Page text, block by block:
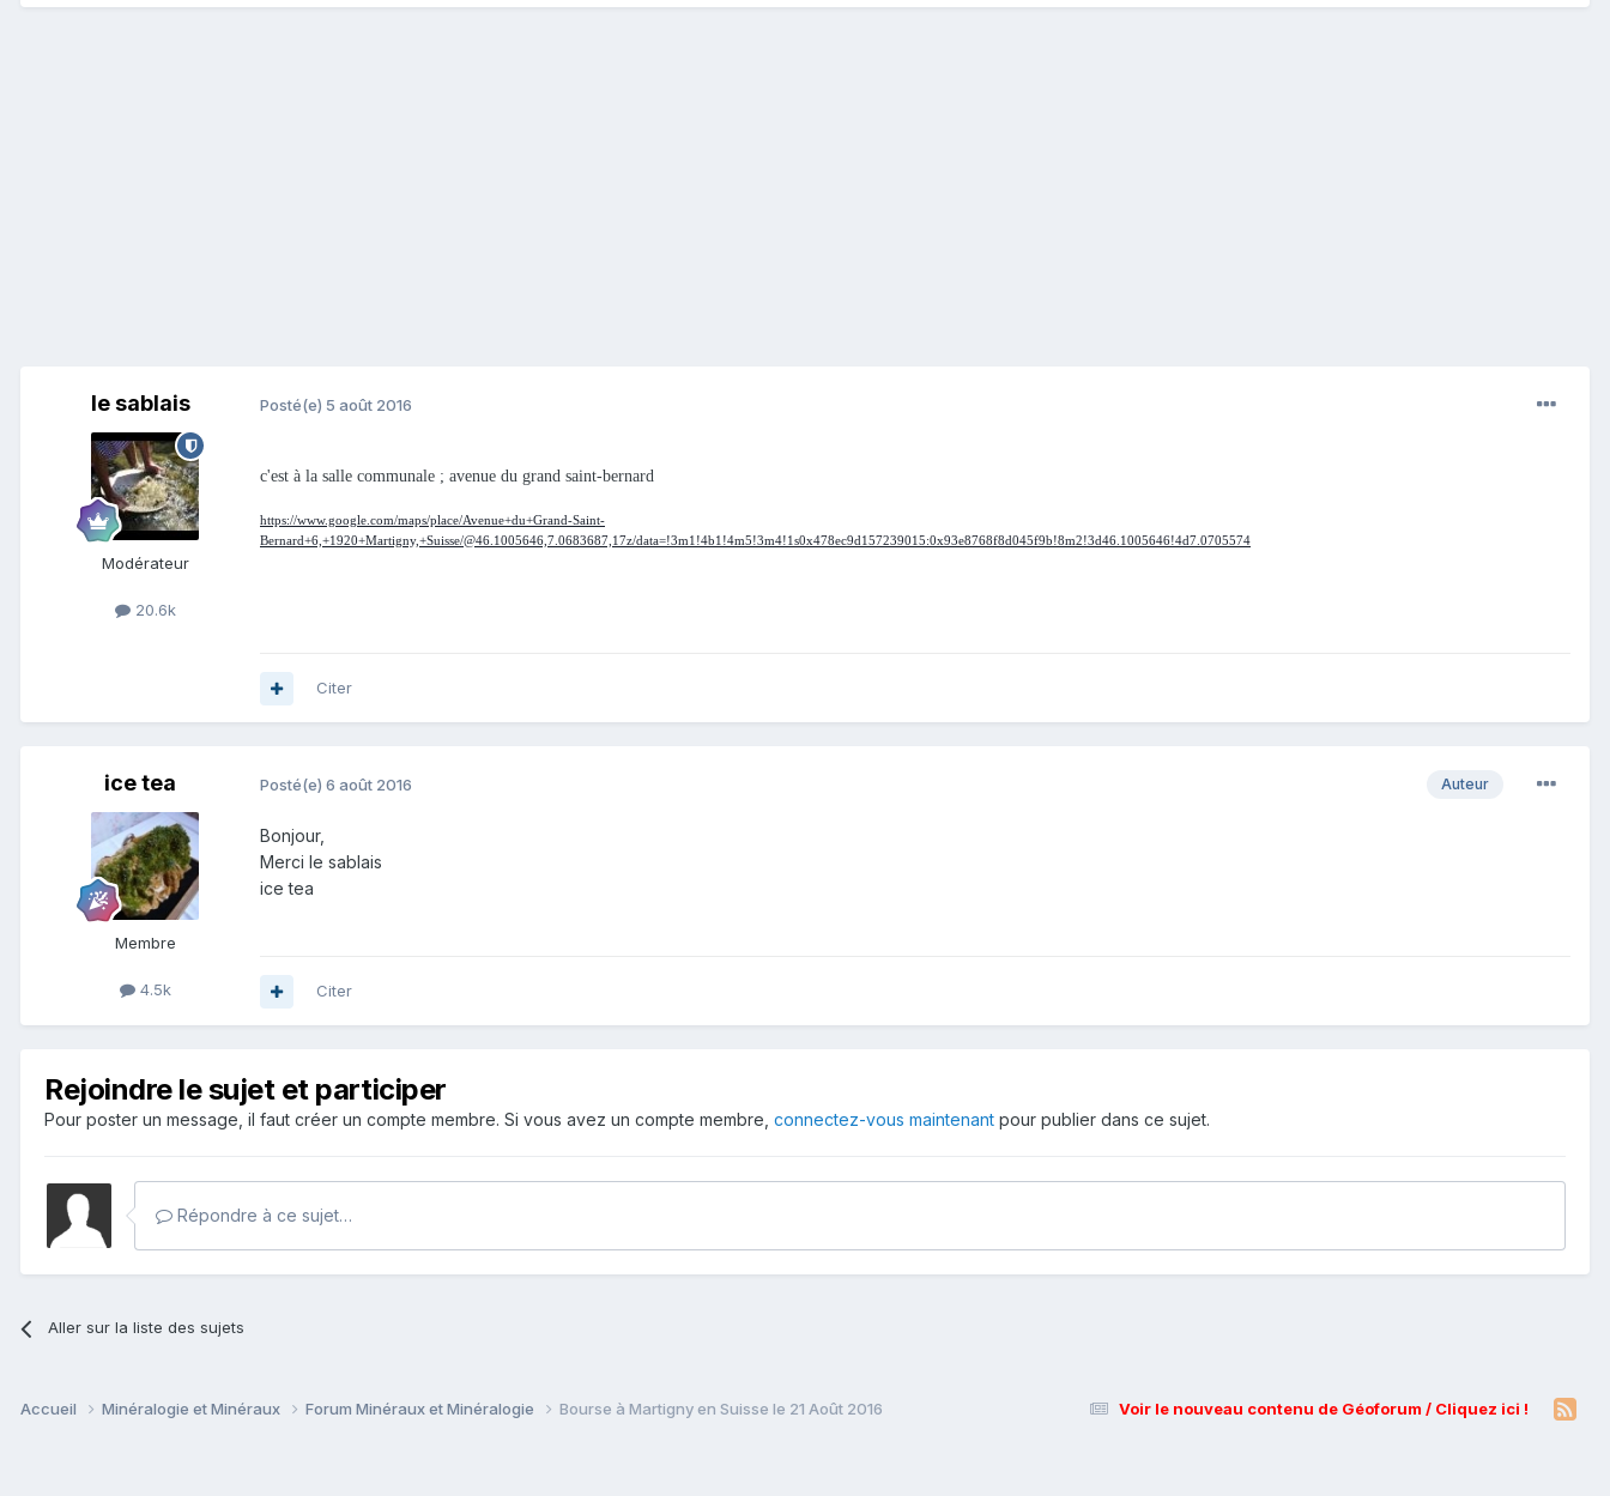
le sablais
Modérateur
20.6k
Posté(e) 5 août 2016
c'est à la salle communale ; avenue du grand saint-bernard
https://www.google.com/maps/place/Avenue+du+Grand-Saint-
Bernard+6,+1920+Martigny,+Suisse/@46.1005646,7.0683687,17z/data=!3m1!4b1!4m5!3m4!1s0x478ec9d157239015:0x93e8768f8d045f9b!8m2!3d46.1005646!4d7.0705574
Citer
ice tea
Membre
4.5k
Auteur
Posté(e) 6 août 2016
Bonjour,
Merci le sablais
ice tea
Citer
Rejoindre le sujet et participer
Pour poster un message, il faut créer un compte membre. Si vous avez un compte membre, connectez-vous maintenant pour publier dans ce sujet.
Répondre à ce sujet…
Aller sur la liste des sujets
Voir le nouveau contenu de Géoforum / Cliquez ici !
Accueil Minéralogie et Minéraux Forum Minéraux et Minéralogie Bourse à Martigny en Suisse le 21 Août 2016